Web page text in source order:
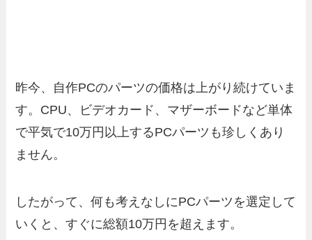
昨今、自作PCのパーツの価格は上がり続けていま
す。CPU、ビデオカード、マザーボードなど単体
で平気で10万円以上するPCパーツも珍しくあり
ません。
したがって、何も考えなしにPCパーツを選定して
いくと、すぐに総額10万円を超えます。